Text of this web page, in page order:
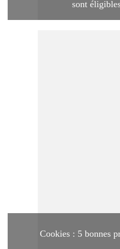
sont
Cookies : 5 bonnes